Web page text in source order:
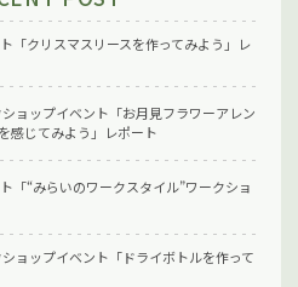
「クリスマスリースを作ってみよう」レ
ョップイベント「お月見フラワーアレン
感じてみよう」レポート
「“みらいのワークスタイル”ワークショ
ョップイベント「ドライボトルを作って